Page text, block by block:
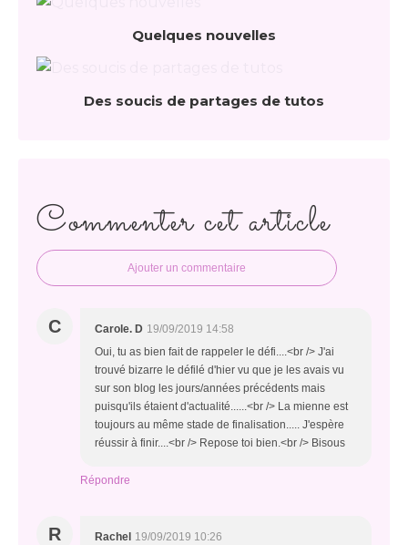
Quelques nouvelles
Des soucis de partages de tutos
Commenter cet article
Ajouter un commentaire
C Carole. D 19/09/2019 14:58
Oui, tu as bien fait de rappeler le défi....<br /> J'ai
trouvé bizarre le défilé d'hier vu que je les avais vu
sur son blog les jours/années précédents mais
puisqu'ils étaient d'actualité......<br /> La mienne est
toujours au même stade de finalisation..... J'espère
réussir à finir....<br /> Repose toi bien.<br /> Bisous
Répondre
R Rachel 19/09/2019 10:26